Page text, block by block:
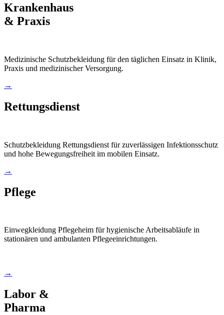
Krankenhaus
& Praxis
Medizinische Schutzbekleidung für den täglichen Einsatz in Klinik,
Praxis und medizinischer Versorgung.
→
Rettungsdienst
Schutzbekleidung Rettungsdienst für zuverlässigen Infektionsschutz
und hohe Bewegungsfreiheit im mobilen Einsatz.
→
Pflege
Einwegkleidung Pflegeheim für hygienische Arbeitsabläufe in
stationären und ambulanten Pflegeeinrichtungen.
→
Labor &
Pharma